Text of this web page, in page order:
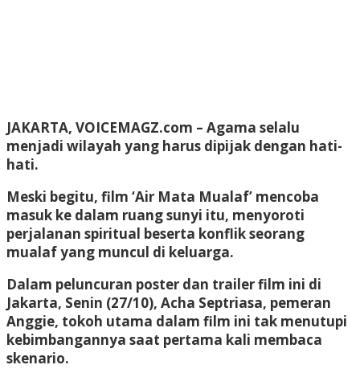
JAKARTA, VOICEMAGZ.com – Agama selalu
menjadi wilayah yang harus dipijak dengan hati-
hati.
Meski begitu, film ‘Air Mata Mualaf’ mencoba
masuk ke dalam ruang sunyi itu, menyoroti
perjalanan spiritual beserta konflik seorang
mualaf yang muncul di keluarga.
Dalam peluncuran poster dan trailer film ini di
Jakarta, Senin (27/10), Acha Septriasa, pemeran
Anggie, tokoh utama dalam film ini tak menutupi
kebimbangannya saat pertama kali membaca
skenario.